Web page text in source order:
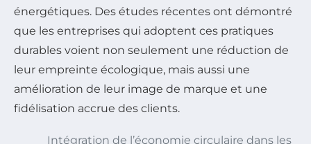
énergétiques. Des études récentes ont démontré
que les entreprises qui adoptent ces pratiques
durables voient non seulement une réduction de
leur empreinte écologique, mais aussi une
amélioration de leur image de marque et une
fidélisation accrue des clients.
Intégration de l’économie circulaire dans les